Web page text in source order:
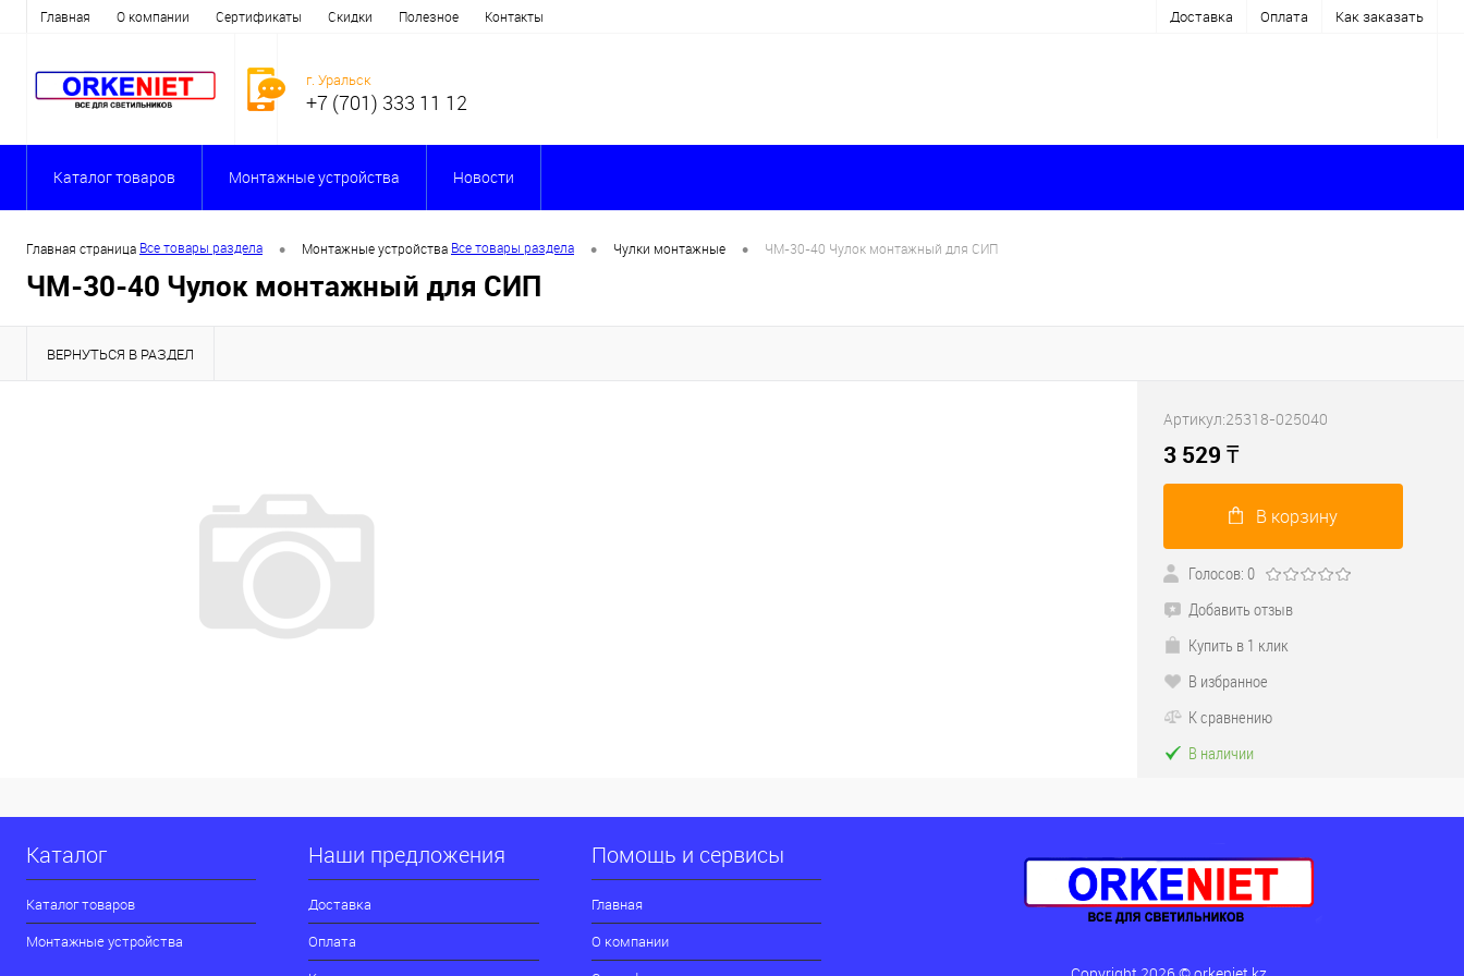
Главная О компании Сертификаты Скидки Полезное Контакты Доставка Оплата Как заказать
г. Уральск
+7 (701) 333 11 12
Каталог товаров Монтажные устройства Новости
Главная страница Все товары раздела • Монтажные устройства Все товары раздела • Чулки монтажные • ЧМ-30-40 Чулок монтажный для СИП
ЧМ-30-40 Чулок монтажный для СИП
ВЕРНУТЬСЯ В РАЗДЕЛ
Артикул:25318-025040
3 529 ₸
В корзину
Голосов: 0
Добавить отзыв
Купить в 1 клик
В избранное
К сравнению
В наличии
Каталог
Каталог товаров
Монтажные устройства
Наши предложения
Доставка
Оплата
Помощь и сервисы
Главная
О компании